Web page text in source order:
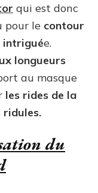
qui est donc
pour le contour
intriguée.
longueurs
au masque
les rides de la
ridules.
du